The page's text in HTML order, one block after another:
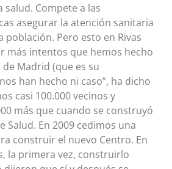
salud. Compete a las
asegurar la atención sanitaria
población. Pero esto en Rivas
más intentos que hemos hecho
Madrid (que es su
han hecho ni caso”, ha dicho
casi 100.000 vecinos y
más que cuando se construyó
Salud. En 2009 cedimos una
construir el nuevo Centro. En
la primera vez, construirlo